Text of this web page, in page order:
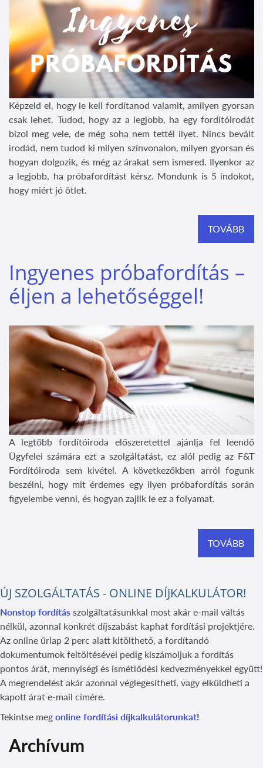
Képzeld el, hogy le kell fordítanod valamit, amilyen gyorsan
csak lehet. Tudod, hogy az a legjobb, ha egy fordítóirodát
bízol meg vele, de még soha nem tettél ilyet. Nincs bevált
irodád, nem tudod ki milyen színvonalon, milyen gyorsan és
hogyan dolgozik, és még az árakat sem ismered. Ilyenkor az
a legjobb, ha próbafordítást kérsz. Mondunk is 5 indokot,
hogy miért jó ötlet.
TOVÁBB
Ingyenes próbafordítás –
éljen a lehetőséggel!
A legtöbb fordítóiroda előszeretettel ajánlja fel leendő
Ügyfelei számára ezt a szolgáltatást, ez alól pedig az F&T
Fordítóiroda sem kivétel. A következőkben arról fogunk
beszélni, hogy mit érdemes egy ilyen próbafordítás során
figyelembe venni, és hogyan zajlik le ez a folyamat.
TOVÁBB
ÚJ SZOLGÁLTATÁS - ONLINE DÍJKALKULÁTOR!
Nonstop fordítás szolgáltatásunkkal most akár e-mail váltás
nélkül, azonnal konkrét díjszabást kaphat fordítási projektjére.
Az online űrlap 2 perc alatt kitölthető, a fordítandó
dokumentumok feltöltésével pedig kiszámoljuk a fordítás
pontos árát, mennyiségi és ismétlődési kedvezményekkel együtt!
A megrendelést akár azonnal véglegesítheti, vagy elküldheti a
kapott árat e-mail címére.
Tekintse meg online fordítási díjkalkulátorunkat!
Archívum